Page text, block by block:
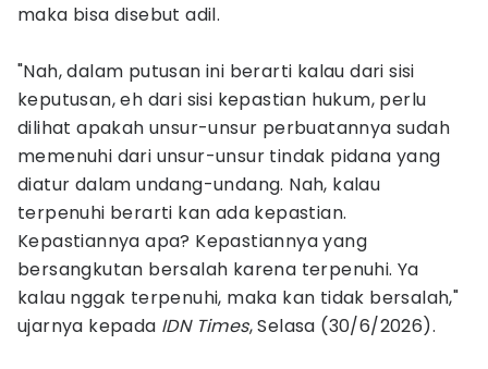
maka bisa disebut adil.
"Nah, dalam putusan ini berarti kalau dari sisi
keputusan, eh dari sisi kepastian hukum, perlu
dilihat apakah unsur-unsur perbuatannya sudah
memenuhi dari unsur-unsur tindak pidana yang
diatur dalam undang-undang. Nah, kalau
terpenuhi berarti kan ada kepastian.
Kepastiannya apa? Kepastiannya yang
bersangkutan bersalah karena terpenuhi. Ya
kalau nggak terpenuhi, maka kan tidak bersalah,"
ujarnya kepada IDN Times, Selasa (30/6/2026).